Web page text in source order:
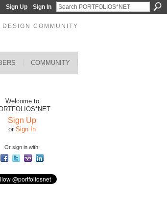
Sign Up Sign In
COMMUNITY
COMMUNITY
Welcome to
Sign Up
or Sign In
Or sign in with: